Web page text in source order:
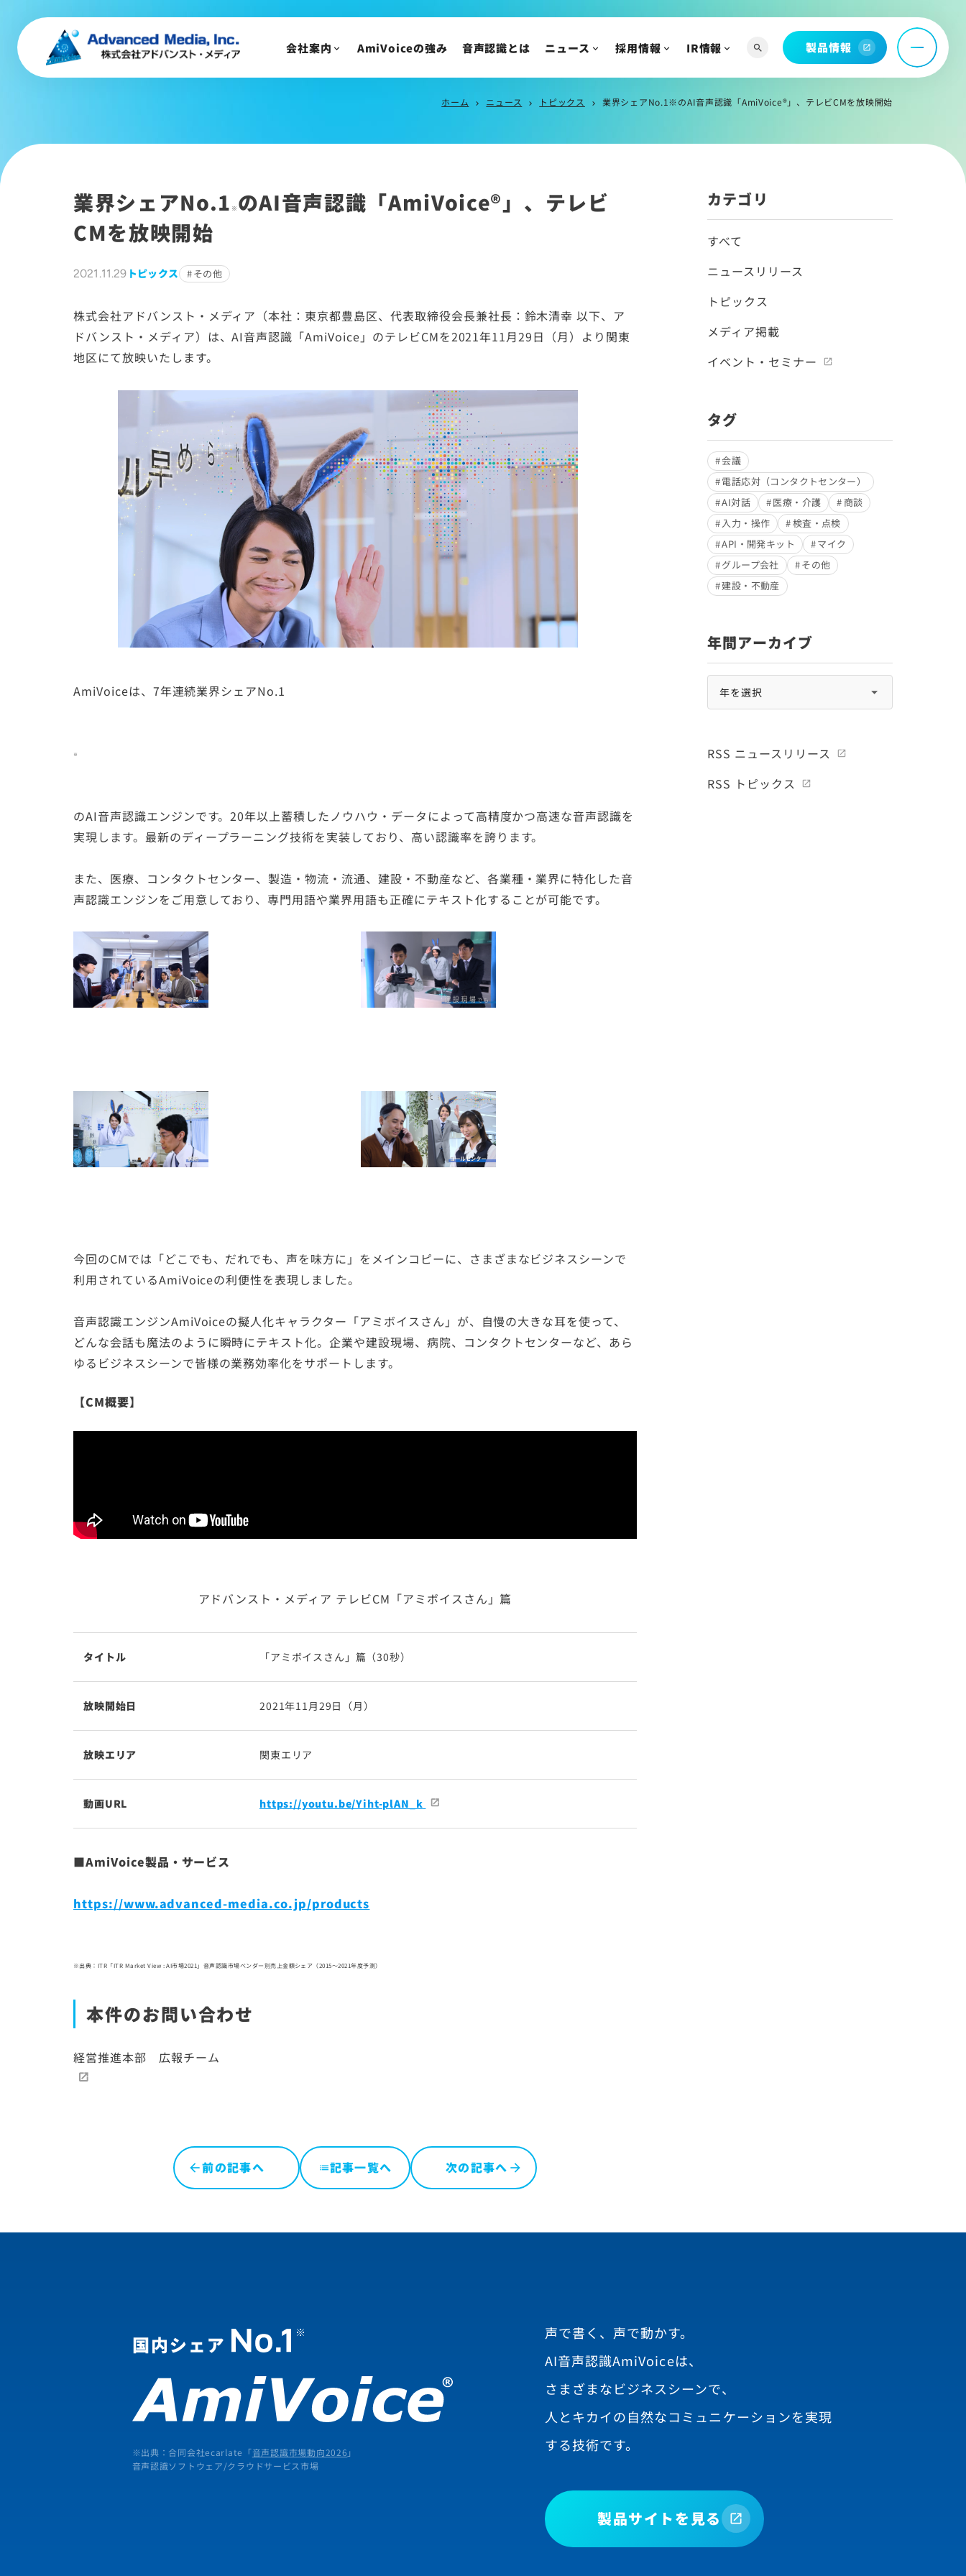
会社概要
トップメッセージ
会社沿革
メディア掲載
イベント・セミナー
株主・投資家の皆様へ
IR資料/決算短信および関連資料
財務ハイライト
IRについてのご質問
会社案内 AmiVoiceの強み 音声認識とは ニュース 採用情報 IR情報 search 製品情報 open_in_new
ホーム chevron_right ニュース chevron_right トピックス chevron_right 業界シェアNo.1※のAI音声認識「AmiVoice®」、テレビCMを放映開始
業界シェアNo.1 ※ のAI音声認識「AmiVoice®」、テレビ
CMを放映開始
2021.11.29 トピックス その他
株式会社アドバンスト・メディア（本社：東京都豊島区、代表取締役会長兼社長：鈴木清幸 以下、ア
ドバンスト・メディア）は、AI音声認識「AmiVoice」のテレビCMを2021年11月29日（月）より関東
地区にて放映いたします。
AmiVoiceは、7年連続業界シェアNo.1
※
のAI音声認識エンジンです。20年以上蓄積したノウハウ・データによって高精度かつ高速な音声認識を
実現します。最新のディープラーニング技術を実装しており、高い認識率を誇ります。
また、医療、コンタクトセンター、製造・物流・流通、建設・不動産など、各業種・業界に特化した音
声認識エンジンをご用意しており、専門用語や業界用語も正確にテキスト化することが可能です。
今回のCMでは「どこでも、だれでも、声を味方に」をメインコピーに、さまざまなビジネスシーンで
利用されているAmiVoiceの利便性を表現しました。
音声認識エンジンAmiVoiceの擬人化キャラクター「アミボイスさん」が、自慢の大きな耳を使って、
どんな会話も魔法のように瞬時にテキスト化。企業や建設現場、病院、コンタクトセンターなど、あら
ゆるビジネスシーンで皆様の業務効率化をサポートします。
【CM概要】
アドバンスト・メディア テレビCM「アミボイスさん」篇
タイトル 「アミボイスさん」篇（30秒）
放映開始日 2021年11月29日（月）
放映エリア 関東エリア
動画URL https://youtu.be/Yiht-plAN_k
■AmiVoice製品・サービス
https://www.advanced-media.co.jp/products
※出典：ITR「ITR Market View : AI市場2021」音声認識市場ベンダー別売上金額シェア（2015～2021年度予測）
本件のお問い合わせ
経営推進本部 広報チーム
前の記事へ list記事一覧へ 次の記事へ
カテゴリ
すべて
ニュースリリース
トピックス
メディア掲載
イベント・セミナー
タグ
会議
電話応対（コンタクトセンター）
AI対話
医療・介護
商談
入力・操作
検査・点検
API・開発キット
マイク
グループ会社
その他
建設・不動産
年間アーカイブ
RSS ニュースリリース
RSS トピックス
※出典：合同会社ecarlate「音声認識市場動向2026 」
音声認識ソフトウェア/クラウドサービス市場
声で書く、声で動かす。
AI音声認識AmiVoiceは、
さまざまなビジネスシーンで、
人とキカイの自然なコミュニケーションを実現
する技術です。
製品サイトを見る